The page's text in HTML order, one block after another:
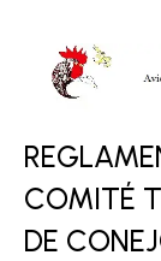
COMITÉ
DE